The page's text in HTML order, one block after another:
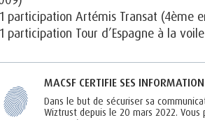
participation Artémis Transat (4ème
participation Tour d’Espagne à la
MACSF CERTIFIE SES
Dans le but de sécuriser sa
Wiztrust depuis le 20 mars 2022.